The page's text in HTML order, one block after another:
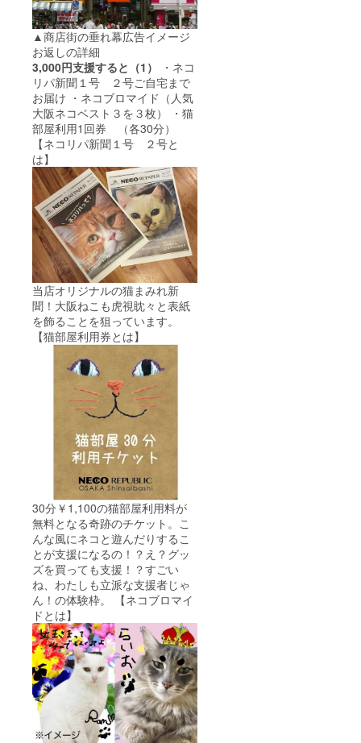
▲商店街の垂れ幕広告イメージ
お返しの詳細
3,000円支援すると（1）
・ネコ
リパ新聞１号 ２号ご自宅まで
お届け ・ネコブロマイド（人気
大阪ネコベスト３を３枚） ・猫
部屋利用1回券 （各30分）
【ネコリパ新聞１号 ２号と
は】
当店オリジナルの猫まみれ新
聞！大阪ねこも虎視眈々と表紙
を飾ることを狙っています。
【猫部屋利用券とは】
30分￥1,100の猫部屋利用料が
無料となる奇跡のチケット。こ
んな風にネコと遊んだりするこ
とが支援になるの！？え？グッ
ズを買っても支援！？すごい
ね、わたしも立派な支援者じゃ
ん！の体験枠。 【ネコブロマイ
ドとは】